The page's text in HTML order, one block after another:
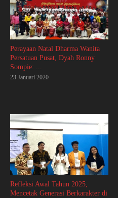
Perayaan Natal Dharma Wanita
Persatuan Pusat, Dyah Ronny
Sompie: ...
23 Januari 2020
Refleksi Awal Tahun 2025,
Mencetak Generasi Berkarakter di